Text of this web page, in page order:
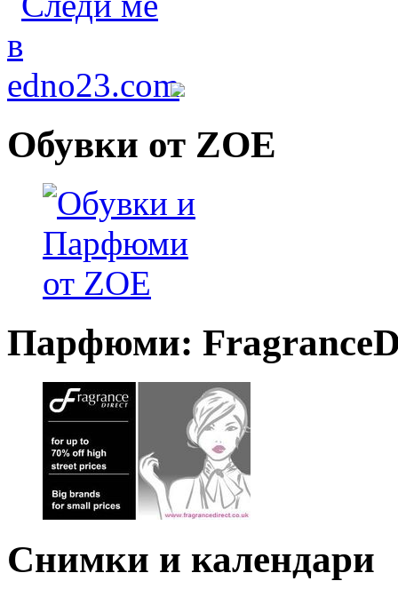
Обувки от ZOE
Парфюми:
Снимки и календари